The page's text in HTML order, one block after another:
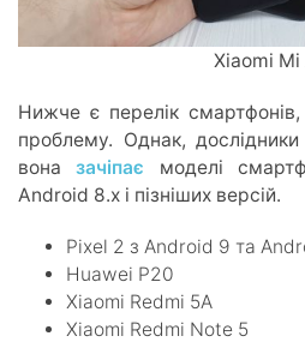
Xiaomi Mi
Нижче є перелік
проблему. Однак,
воназачіпає моделі
Android 8.x і пізніших версій.
Pixel 2 з Android 9 та
Huawei P20
Xiaomi Redmi 5A
Xiaomi Redmi Note 5